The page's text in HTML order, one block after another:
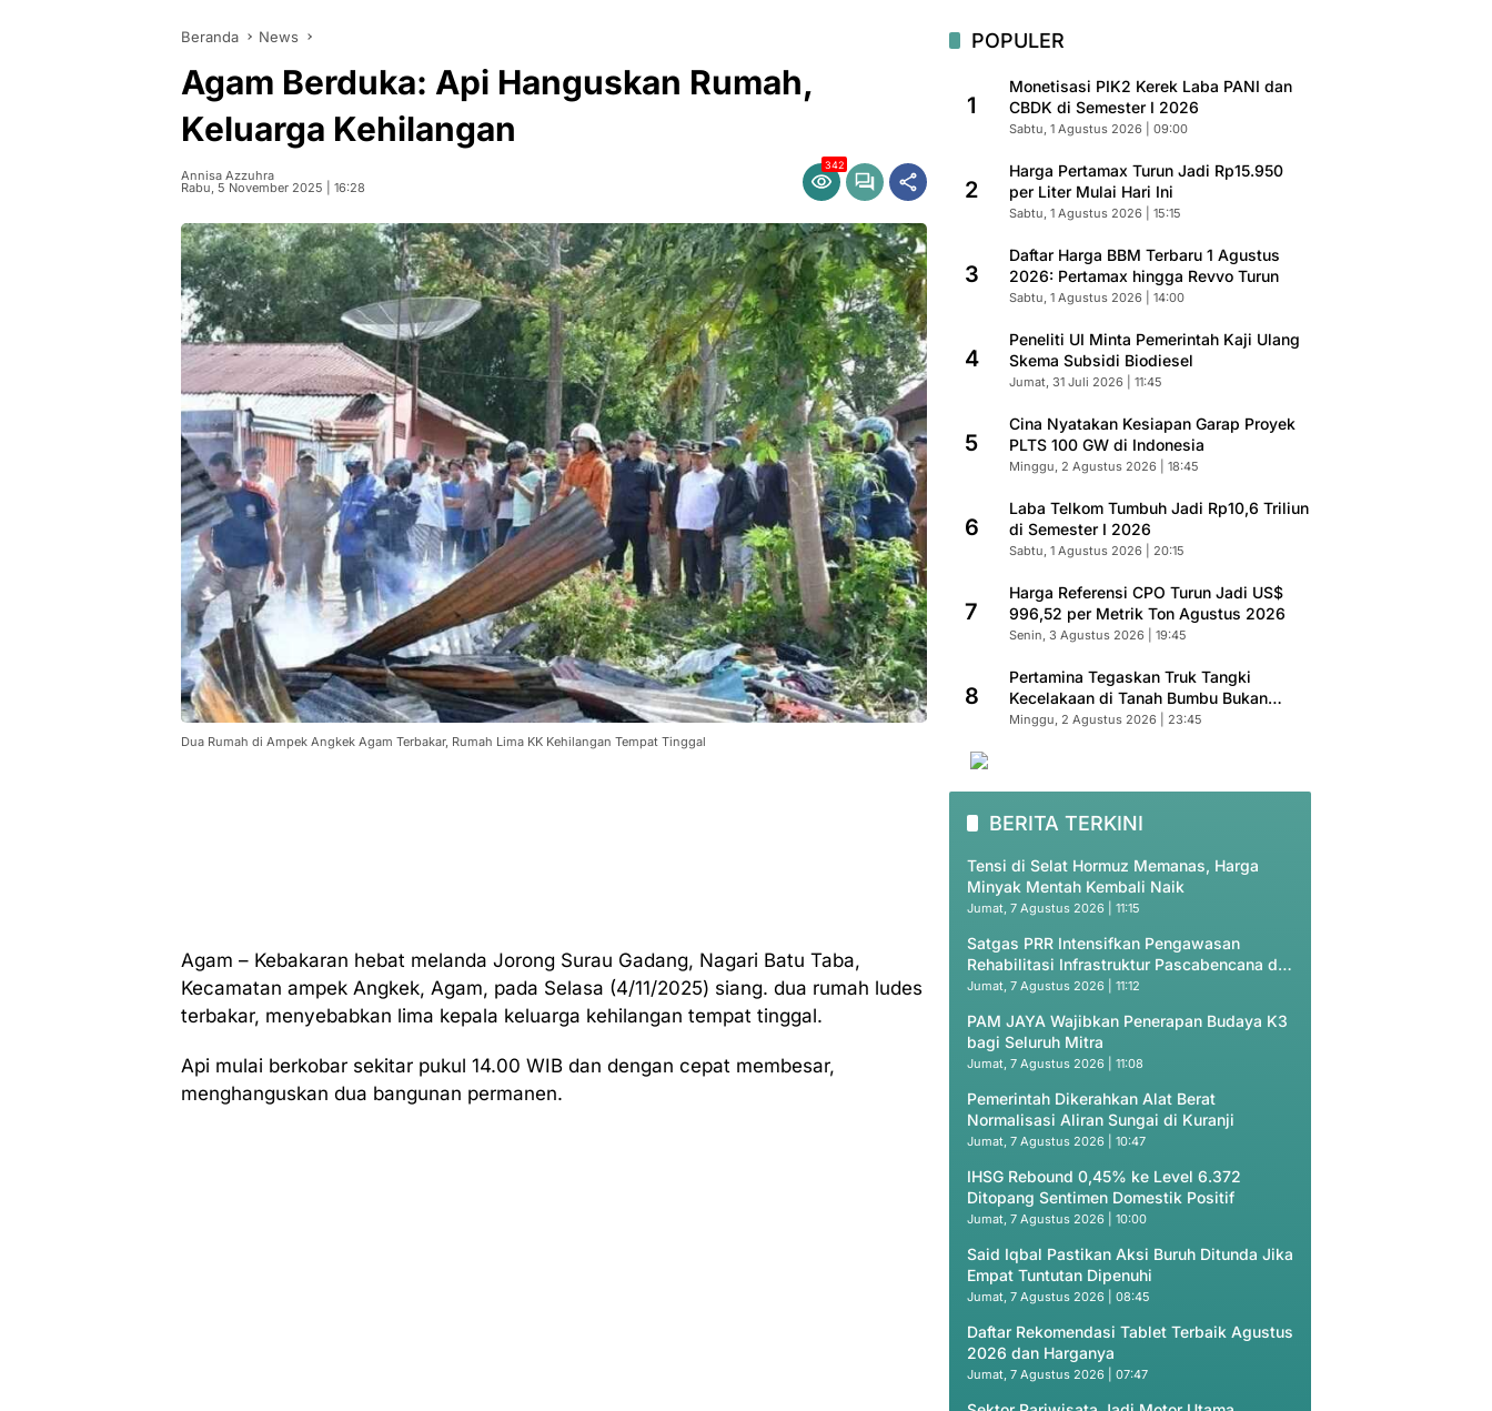
Beranda News
Agam Berduka: Api Hanguskan Rumah,
Keluarga Kehilangan
Annisa Azzuhra
Rabu, 5 November 2025 | 16:28
342
Dua Rumah di Ampek Angkek Agam Terbakar, Rumah Lima KK Kehilangan Tempat Tinggal
Agam – Kebakaran hebat melanda Jorong Surau Gadang, Nagari Batu Taba,
Kecamatan ampek Angkek, Agam, pada Selasa (4/11/2025) siang. dua rumah ludes
terbakar, menyebabkan lima kepala keluarga kehilangan tempat tinggal.
Api mulai berkobar sekitar pukul 14.00 WIB dan dengan cepat membesar,
menghanguskan dua bangunan permanen.
POPULER
1
Monetisasi PIK2 Kerek Laba PANI dan
CBDK di Semester I 2026
Sabtu, 1 Agustus 2026 | 09:00
2
Harga Pertamax Turun Jadi Rp15.950
per Liter Mulai Hari Ini
Sabtu, 1 Agustus 2026 | 15:15
3
Daftar Harga BBM Terbaru 1 Agustus
2026: Pertamax hingga Revvo Turun
Sabtu, 1 Agustus 2026 | 14:00
4
Peneliti UI Minta Pemerintah Kaji Ulang
Skema Subsidi Biodiesel
Jumat, 31 Juli 2026 | 11:45
5
Cina Nyatakan Kesiapan Garap Proyek
PLTS 100 GW di Indonesia
Minggu, 2 Agustus 2026 | 18:45
6
Laba Telkom Tumbuh Jadi Rp10,6 Triliun
di Semester I 2026
Sabtu, 1 Agustus 2026 | 20:15
7
Harga Referensi CPO Turun Jadi US$
996,52 per Metrik Ton Agustus 2026
Senin, 3 Agustus 2026 | 19:45
8
Pertamina Tegaskan Truk Tangki
Kecelakaan di Tanah Bumbu Bukan
Armada Resmi
Minggu, 2 Agustus 2026 | 23:45
BERITA TERKINI
Tensi di Selat Hormuz Memanas, Harga
Minyak Mentah Kembali Naik
Jumat, 7 Agustus 2026 | 11:15
Satgas PRR Intensifkan Pengawasan
Rehabilitasi Infrastruktur Pascabencana di
Aceh
Jumat, 7 Agustus 2026 | 11:12
PAM JAYA Wajibkan Penerapan Budaya K3
bagi Seluruh Mitra
Jumat, 7 Agustus 2026 | 11:08
Pemerintah Dikerahkan Alat Berat
Normalisasi Aliran Sungai di Kuranji
Jumat, 7 Agustus 2026 | 10:47
IHSG Rebound 0,45% ke Level 6.372
Ditopang Sentimen Domestik Positif
Jumat, 7 Agustus 2026 | 10:00
Said Iqbal Pastikan Aksi Buruh Ditunda Jika
Empat Tuntutan Dipenuhi
Jumat, 7 Agustus 2026 | 08:45
Daftar Rekomendasi Tablet Terbaik Agustus
2026 dan Harganya
Jumat, 7 Agustus 2026 | 07:47